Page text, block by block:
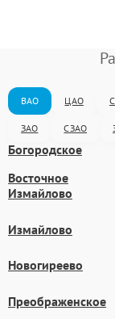
ВАО ЦАО
ЗАО СЗАО
Богородское
Восточное
Измайлово
Измайлово
Новогиреево
Преображенское